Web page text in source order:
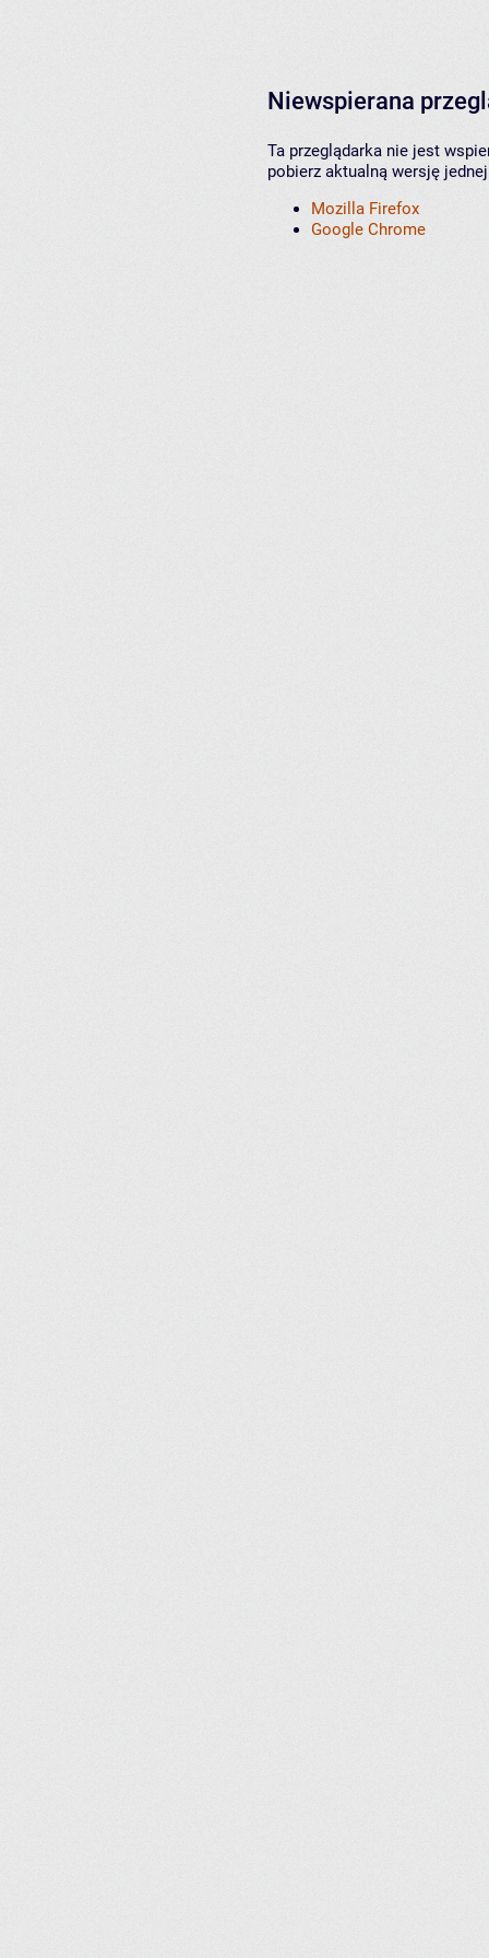
Niewspierana
Ta przeglądarka nie jest
pobierz aktualną wersję
Mozilla Firefox
Google Chrome